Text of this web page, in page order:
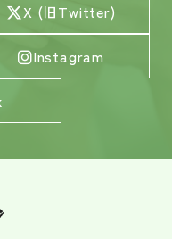
X (旧Twitter)
Instagram